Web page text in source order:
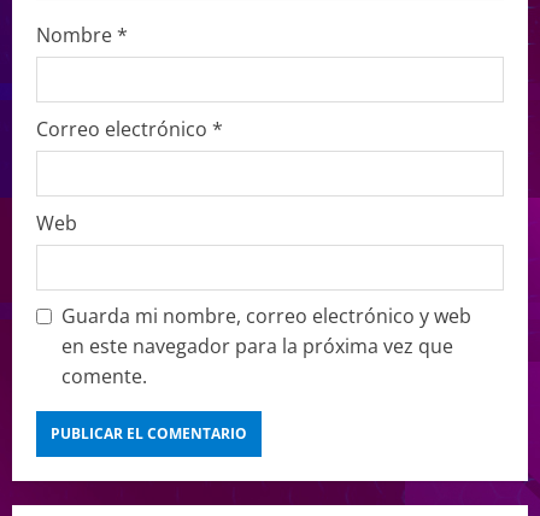
Nombre*
Correo electrónico *
Web
Guarda mi nombre, correo electrónico y web
en este navegador para la próxima vez que
comente.